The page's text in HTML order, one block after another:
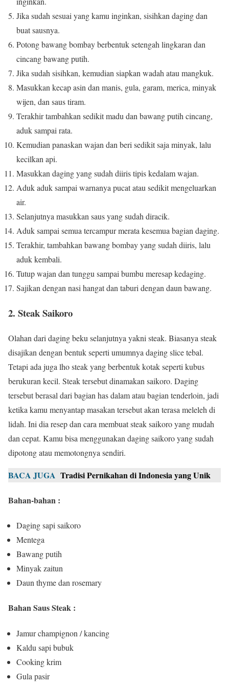
Jika sudah sesuai yang kamu inginkan, sisihkan daging dan
buat sausnya.
Potong bawang bombay berbentuk setengah lingkaran dan
cincang bawang putih.
Jika sudah sisihkan, kemudian siapkan wadah atau mangkuk.
Masukkan kecap asin dan manis, gula, garam, merica, minyak
wijen, dan saus tiram.
Terakhir tambahkan sedikit madu dan bawang putih cincang,
aduk sampai rata.
Kemudian panaskan wajan dan beri sedikit saja minyak, lalu
kecilkan api.
Masukkan daging yang sudah diiris tipis kedalam wajan.
Aduk aduk sampai warnanya pucat atau sedikit mengeluarkan
air.
Selanjutnya masukkan saus yang sudah diracik.
Aduk sampai semua tercampur merata kesemua bagian daging.
Terakhir, tambahkan bawang bombay yang sudah diiris, lalu
aduk kembali.
Tutup wajan dan tunggu sampai bumbu meresap kedaging.
Sajikan dengan nasi hangat dan taburi dengan daun bawang.
2. Steak Saikoro
Olahan dari daging beku selanjutnya yakni steak. Biasanya steak
disajikan dengan bentuk seperti umumnya daging slice tebal.
Tetapi ada juga lho steak yang berbentuk kotak seperti kubus
berukuran kecil. Steak tersebut dinamakan saikoro. Daging
tersebut berasal dari bagian has dalam atau bagian tenderloin, jadi
ketika kamu menyantap masakan tersebut akan terasa meleleh di
lidah. Ini dia resep dan cara membuat steak saikoro yang mudah
dan cepat. Kamu bisa menggunakan daging saikoro yang sudah
dipotong atau memotongnya sendiri.
BACA JUGA Tradisi Pernikahan di Indonesia yang Unik
Bahan-bahan :
Daging sapi saikoro
Mentega
Bawang putih
Minyak zaitun
Daun thyme dan rosemary
Bahan Saus Steak :
Jamur champignon / kancing
Kaldu sapi bubuk
Cooking krim
Gula pasir